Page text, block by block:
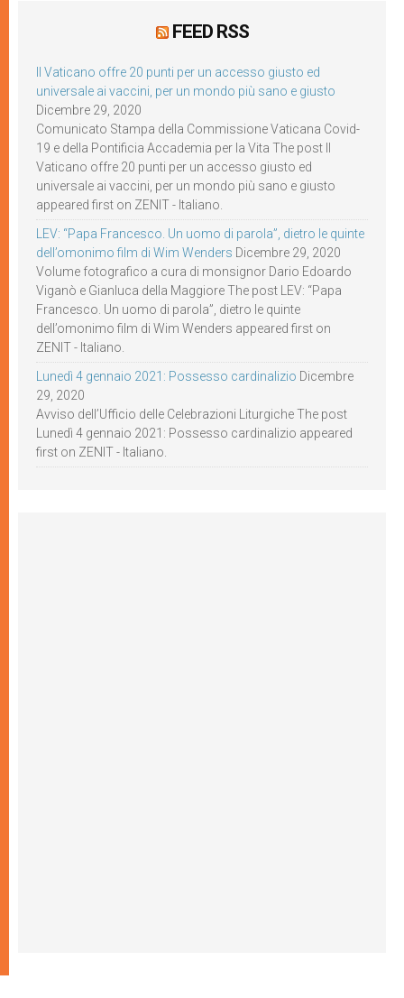
FEED RSS
Il Vaticano offre 20 punti per un accesso giusto ed
universale ai vaccini, per un mondo più sano e giusto
Dicembre 29, 2020
Comunicato Stampa della Commissione Vaticana Covid-
19 e della Pontificia Accademia per la Vita The post Il
Vaticano offre 20 punti per un accesso giusto ed
universale ai vaccini, per un mondo più sano e giusto
appeared first on ZENIT - Italiano.
LEV: “Papa Francesco. Un uomo di parola”, dietro le quinte
dell’omonimo film di Wim Wenders Dicembre 29, 2020
Volume fotografico a cura di monsignor Dario Edoardo
Viganò e Gianluca della Maggiore The post LEV: “Papa
Francesco. Un uomo di parola”, dietro le quinte
dell’omonimo film di Wim Wenders appeared first on
ZENIT - Italiano.
Lunedì 4 gennaio 2021: Possesso cardinalizio Dicembre
29, 2020
Avviso dell’Ufficio delle Celebrazioni Liturgiche The post
Lunedì 4 gennaio 2021: Possesso cardinalizio appeared
first on ZENIT - Italiano.